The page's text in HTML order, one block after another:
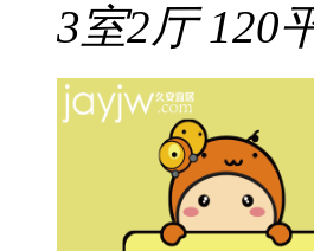
3室2厅 120